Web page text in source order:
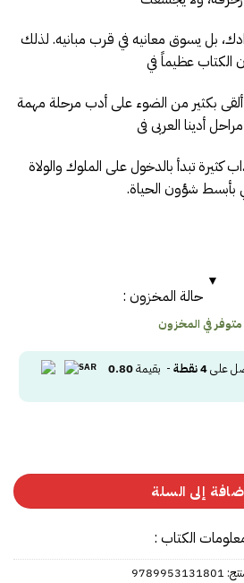
بل يسوق معانيه في قرب مبانيه. لذلك
الكتاب عظيماً في
ألقى بكثير من الضوء على أدب مرحلة مهمة
أدينا العربى فى
كثيرة تبدأ بالدخول على الملوك والولاة
بأبسط شؤون الحياة.
حالة المخزون :
متوفر في المخزون
على4نقطة - بقيمة0.80
إلى السلة
الكتاب :
9789953131801